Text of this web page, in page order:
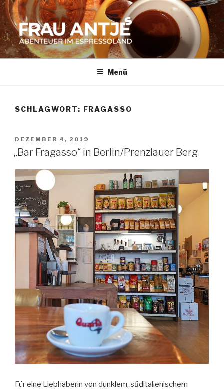
Zum
Inhalt
springen
FRAU ANTJES
Abenteuer im Espresso-Land
Menü
SCHLAGWORT: FRAGASSO
VERÖFFENTLICHT
AM
DEZEMBER 4, 2019
„Bar Fragasso“ in Berlin/Prenzlauer Berg
Für eine Liebhaberin von dunklem, sűditalienischem